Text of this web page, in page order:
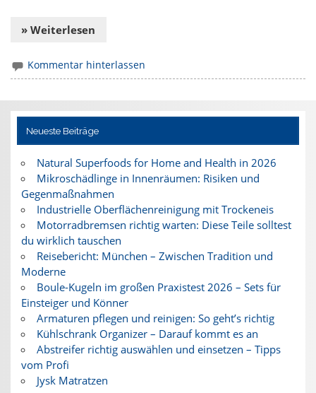
» Weiterlesen
Kommentar hinterlassen
Neueste Beiträge
Natural Superfoods for Home and Health in 2026
Mikroschädlinge in Innenräumen: Risiken und
Gegenmaßnahmen
Industrielle Oberflächenreinigung mit Trockeneis
Motorradbremsen richtig warten: Diese Teile solltest
du wirklich tauschen
Reisebericht: München – Zwischen Tradition und
Moderne
Boule-Kugeln im großen Praxistest 2026 – Sets für
Einsteiger und Könner
Armaturen pflegen und reinigen: So geht’s richtig
Kühlschrank Organizer – Darauf kommt es an
Abstreifer richtig auswählen und einsetzen – Tipps
vom Profi
Jysk Matratzen